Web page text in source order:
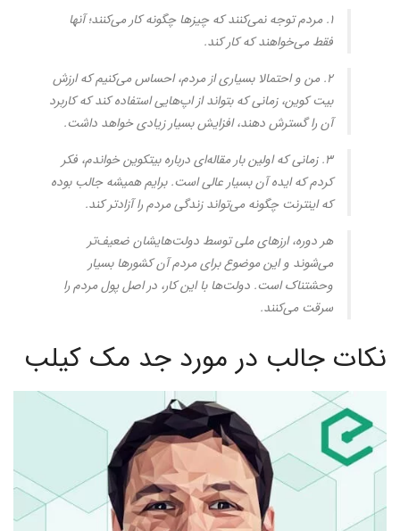
۱. مردم توجه نمی‌کنند که چیزها چگونه کار می‌کنند؛ آنها
فقط می‌خواهند که کار کند.
۲. من و احتمالا بسیاری از مردم، احساس می‌کنیم که ارزش
بیت کوین، زمانی که بتواند از اپ‌هایی استفاده کند که کاربرد
آن را گسترش دهند، افزایش بسیار زیادی خواهد داشت.
۳. زمانی که اولین بار مقاله‌ای درباره بیتکوین خواندم، فکر
کردم که ایده آن بسیار عالی است. برایم همیشه جالب بوده
که اینترنت چگونه می‌تواند زندگی مردم را آزادتر کند.
هر دوره، ارزهای ملی توسط دولت‌هایشان ضعیف‌تر
می‌شوند و این موضوع برای مردم آن کشورها بسیار
وحشتناک است. دولت‌ها با این کار، در اصل پول مردم را
سرقت می‌کنند.
نکات جالب در مورد جد مک کیلب